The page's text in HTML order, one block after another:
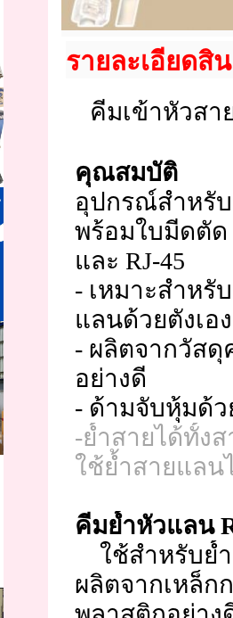
รายละเอียด
คีมเข้าหัวสา
คุณสมบัติ
อุปกรณ์สำหรับ
พร้อมใบมีดตัด
และ RJ-45
- เหมาะสำหรั
แลนด้วยตังเอ
- ผลิตจากวัส
อย่างดี
- ด้ามจับหุ้มด้
-ย้ำสายได้ทั้งส
ใช้ย้ำสายแลน
คีมย้ำหัวแลน
ใช้สำหรับย้
ผลิตจากเหล็ก